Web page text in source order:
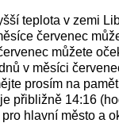
teplota v zemi
červenec
můžete
v měsíci
prosím na
přibližně 14:16
hlavní město a